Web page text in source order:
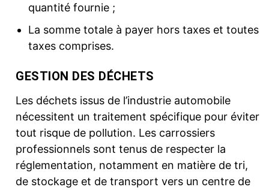
quantité fournie ;
La somme totale à payer hors taxes et toutes
taxes comprises.
GESTION DES DÉCHETS
Les déchets issus de l’industrie automobile
nécessitent un traitement spécifique pour éviter
tout risque de pollution. Les carrossiers
professionnels sont tenus de respecter la
réglementation, notamment en matière de tri,
de stockage et de transport vers un centre de